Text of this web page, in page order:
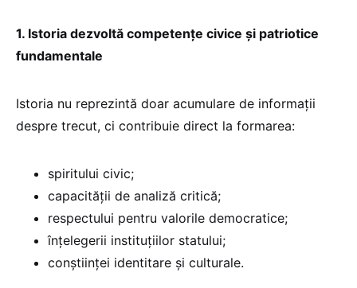
1. Istoria dezvoltă competențe civice și patriotice
fundamentale
Istoria nu reprezintă doar acumulare de informații
despre trecut, ci contribuie direct la formarea:
spiritului civic;
capacității de analiză critică;
respectului pentru valorile democratice;
înțelegerii instituțiilor statului;
conștiinței identitare și culturale.